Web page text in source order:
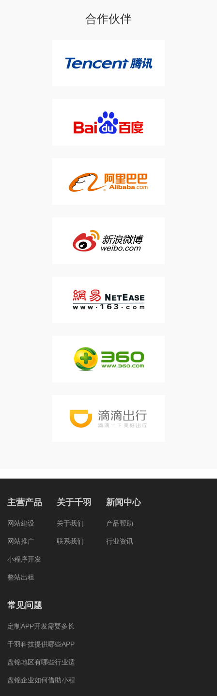
合作伙伴
主营产品
网站建设
网站推广
小程序开发
整站出租
关于千羽
关于我们
联系我们
新闻中心
产品帮助
行业资讯
常见问题
定制APP开发需要多长
千羽科技提供哪些APP
盘锦地区有哪些行业适
盘锦企业如何借助小程